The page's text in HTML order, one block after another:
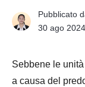
Pubblicato
30 ago 2024
Sebbene le
a causa del